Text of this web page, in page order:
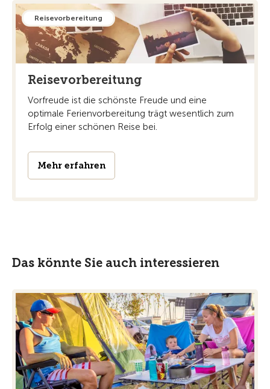
Reisevorbereitung
Reisevorbereitung
Vorfreude ist die schönste Freude und eine
optimale Ferienvorbereitung trägt wesentlich zum
Erfolg einer schönen Reise bei.
Mehr erfahren
Das könnte Sie auch interessieren